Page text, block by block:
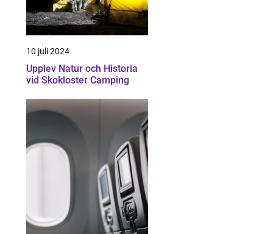
10 juli 2024
Upplev Natur och Historia
vid Skokloster Camping